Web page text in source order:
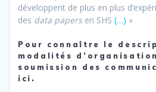
développent de plus en plus
des data papersen SHS (…) »
Pour connaître le
modalités
soumission des
ici .